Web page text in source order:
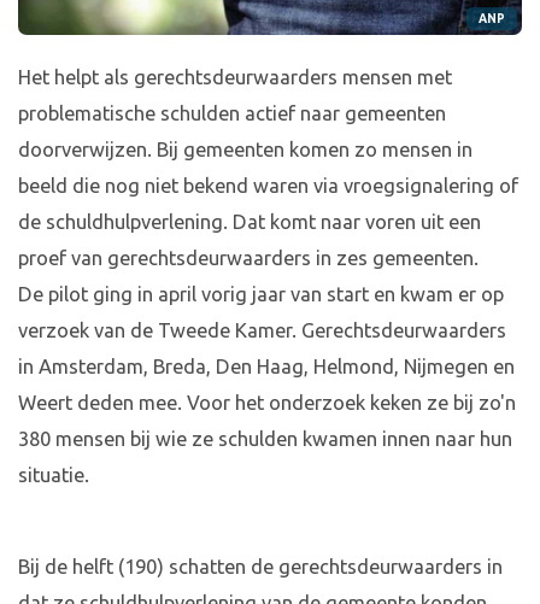
ANP
Het helpt als gerechtsdeurwaarders mensen met
problematische schulden actief naar gemeenten
doorverwijzen. Bij gemeenten komen zo mensen in
beeld die nog niet bekend waren via vroegsignalering of
de schuldhulpverlening. Dat komt naar voren uit een
proef van gerechtsdeurwaarders in zes gemeenten.
De pilot ging in april vorig jaar van start en kwam er op
verzoek van de Tweede Kamer. Gerechtsdeurwaarders
in Amsterdam, Breda, Den Haag, Helmond, Nijmegen en
Weert deden mee. Voor het onderzoek keken ze bij zo'n
380 mensen bij wie ze schulden kwamen innen naar hun
situatie.
Bij de helft (190) schatten de gerechtsdeurwaarders in